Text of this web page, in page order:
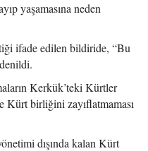
yaşamasına neden
ifade edilen bildiride, “Bu
Kerkük’teki Kürtler
Kürt birliğini zayıflatmaması
dışında kalan Kürt